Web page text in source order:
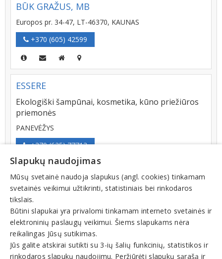
BŪK GRAŽUS, MB
Europos pr. 34-47, LT-46370, KAUNAS
+370 (605) 42599
ESSERE
Ekologiški šampūnai, kosmetika, kūno priežiūros
priemonės
PANEVĖŽYS
+370 (635) 77713
Parduotuvė Šeimai ir namams - išskirtinės
prekės Jūsų šeimai ir namams iš Didžiosios
Britanijos, Prancūzijos ir Vokietijos: namų
apyvokos prekės, higienos priemonės,
dovanos Šiauliuose
Aido g. 12, LT-78258, ŠIAULIAI Filialai
Slapukų naudojimas
Mūsų svetainė naudoja slapukus (angl. cookies) tinkamam
svetainės veikimui užtikrinti, statistiniais bei rinkodaros
tikslais.
Būtini slapukai yra privalomi tinkamam interneto svetainės ir
elektroninių paslaugų veikimui. Šiems slapukams nėra
reikalingas Jūsų sutikimas.
Jūs galite atskirai sutikti su 3-ių šalių funkcinių, statistikos ir
rinkodaros slapukų naudojimu. Peržiūrėti slapukų sąrašą ir